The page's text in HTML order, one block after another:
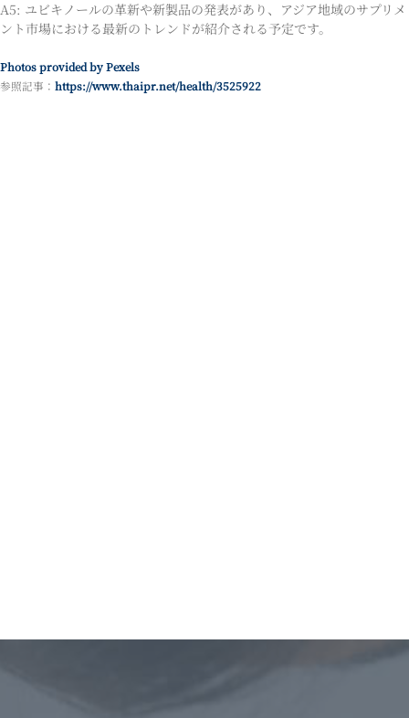
A5: ユビキノールの革新や新製品の発表があり、アジア地域のサプリメ
ント市場における最新のトレンドが紹介される予定です。
Photos provided by Pexels
参照記事： https://www.thaipr.net/health/3525922